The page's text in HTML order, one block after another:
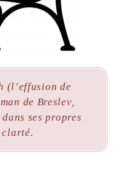
(l’effusion de
de Breslev,
ses propres
clarté.